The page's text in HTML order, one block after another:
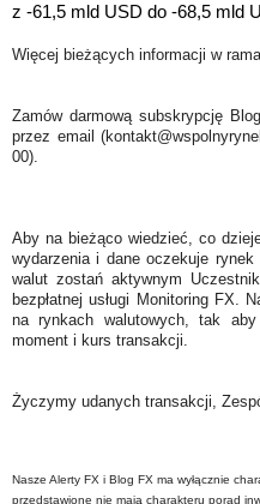
z -61,5 mld USD do -68,5 mld
Więcej bieżących informacji w
Zamów darmową subskrypcję
przez email
00).
Aby na bieżąco wiedzieć, co
wydarzenia i dane oczekuje
walut zostań aktywnym
bezpłatnej usługi Monitoring FX.
na rynkach walutowych, tak
moment i kurs transakcji.
Życzymy udanych transakcji,
Nasze Alerty FX i Blog FX ma wyłącznie
przedstawione nie mają charakteru porad